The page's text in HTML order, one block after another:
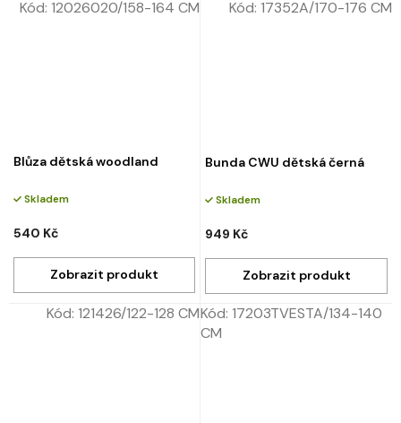
Blůza dětská woodland
Skladem
540 Kč
Kód: 12026020/158-164 CM
Bunda CWU dětská černá
Skladem
949 Kč
Kód: 17352A/170-176 CM
Kód: 121426/122-128 CMKód: 17203TVESTA/134-140
CM